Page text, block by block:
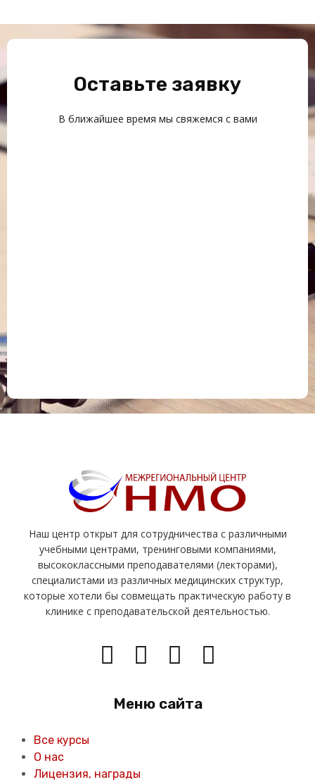
Оставьте заявку
В ближайшее время мы свяжемся с вами
Наш центр открыт для сотрудничества с различными
учебными центрами, тренинговыми компаниями,
высококлассными преподавателями (лекторами),
специалистами из различных медицинских структур,
которые хотели бы совмещать практическую работу в
клинике с преподавательской деятельностью.
Меню сайта
Все курсы
О нас
Лицензия, награды